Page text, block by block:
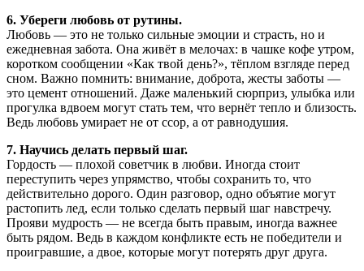
6. Убереги любовь от рутины.
Любовь — это не только сильные эмоции и страсть, но и
ежедневная забота. Она живёт в мелочах: в чашке кофе утром,
коротком сообщении «Как твой день?», тёплом взгляде перед
сном. Важно помнить: внимание, доброта, жесты заботы —
это цемент отношений. Даже маленький сюрприз, улыбка или
прогулка вдвоем могут стать тем, что вернёт тепло и близость.
Ведь любовь умирает не от ссор, а от равнодушия.
7. Научись делать первый шаг.
Гордость — плохой советчик в любви. Иногда стоит
переступить через упрямство, чтобы сохранить то, что
действительно дорого. Один разговор, одно объятие могут
растопить лед, если только сделать первый шаг навстречу.
Прояви мудрость — не всегда быть правым, иногда важнее
быть рядом. Ведь в каждом конфликте есть не победители и
проигравшие, а двое, которые могут потерять друг друга.